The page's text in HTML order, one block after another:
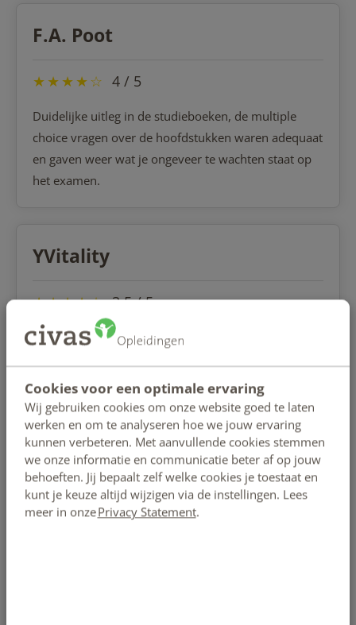
Cookies voor een optimale ervaring
Wij gebruiken cookies om onze website goed te laten
werken en om te analyseren hoe we jouw ervaring
kunnen verbeteren. Met aanvullende cookies stemmen
we onze informatie en communicatie beter af op jouw
behoeften. Jij bepaalt zelf welke cookies je toestaat en
kunt je keuze altijd wijzigen via de instellingen. Lees
meer in onzePrivacy Statement.
F.A. Poot
★★★★☆ 4 / 5
Duidelijke uitleg in de studieboeken, de multiple
choice vragen over de hoofdstukken waren adequaat
en gaven weer wat je ongeveer te wachten staat op
het examen.
YVitality
★★★★☆ 3,5 / 5
Goede zelfstudie opleiding, brede informatie over
anonymous
★★★★★ 5 / 5
Ik ben erg tevreden over het studeren via CIVAS. De